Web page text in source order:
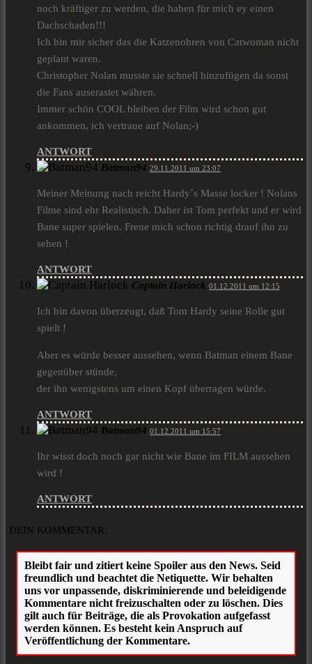
noch kräftiger zu werden, die haben für mich ey einen
Dachschaden!!!
Ich bin mir sicher das die Katzenohren von Catwoman nicht
geplant waren.
Christopher Nolan musste sie schnell hinzufügen da sonst
die Fans auserastet währen.
Immer schön COOL bleiben der Film wird schon gut
ankommen, ich vertraue auf Nolan;-)
ANTWORT
Batman94 29.11.2011 um 23:07
Meiner Meinung nach reicht Hardy´s Masse locker ! Nolans
Filme sind ehr Realistisch. Daher ist Tom perfekt und er wird
Bane super spielen. Freue mich schon richtig drauf ihn zu
sehen !
ANTWORT
Captain Harlock 01.12.2011 um 12:15
Ich bin davon überzeugt, daß Tom Hardy seine Rolle gut
spielt !
Aber es würde besser aussehen, wenn Batman einem Bane
gegenüber stünde,
der ihn wenigstens um einen Kopf überragen würde.
ANTWORT
Batman94 01.12.2011 um 15:57
Ihr wisst doch noch gar nicht wie Bane im FILM aussehen
wird !
ANTWORT
DEIN KOMMENTAR: